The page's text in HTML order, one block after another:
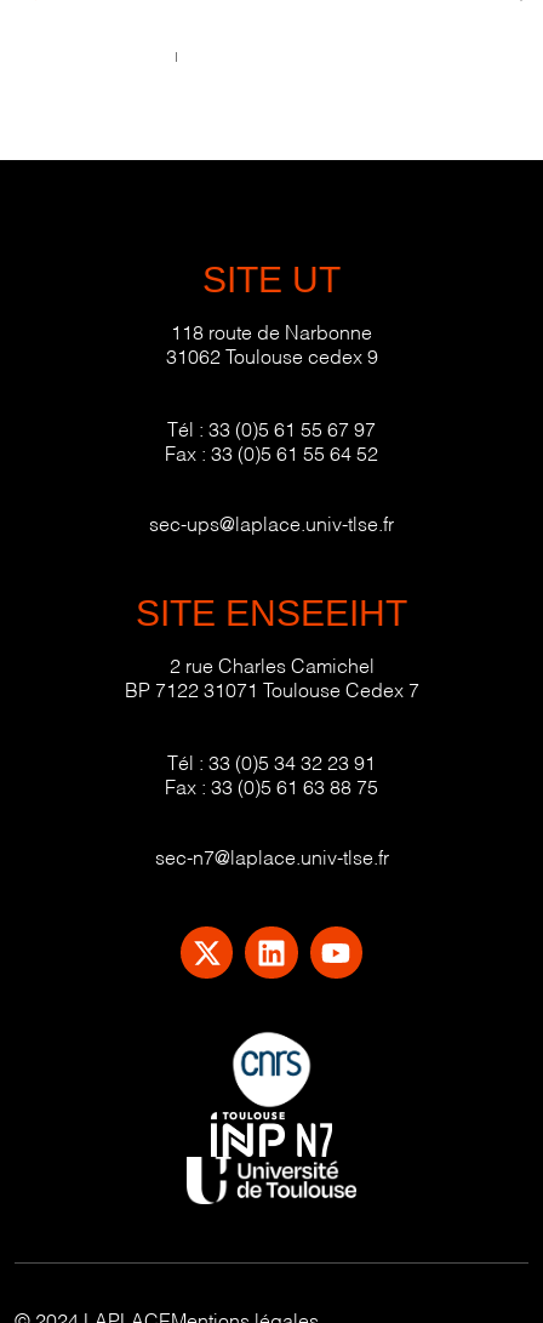
SITE UT
118 route de Narbonne
31062 Toulouse cedex 9
Tél : 33 (0)5 61 55 67 97
Fax : 33 (0)5 61 55 64 52
sec-ups@laplace.univ-tlse.fr
SITE ENSEEIHT
2 rue Charles Camichel
BP 7122 31071 Toulouse Cedex 7
Tél : 33 (0)5 34 32 23 91
Fax : 33 (0)5 61 63 88 75
sec-n7@laplace.univ-tlse.fr
© 2024 LAPLACE Mentions légales